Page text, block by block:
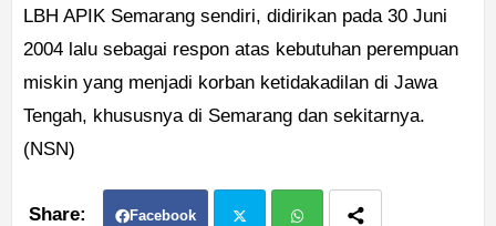
LBH APIK Semarang sendiri, didirikan pada 30 Juni
2004 lalu sebagai respon atas kebutuhan perempuan
miskin yang menjadi korban ketidakadilan di Jawa
Tengah, khususnya di Semarang dan sekitarnya.
(NSN)
Facebook